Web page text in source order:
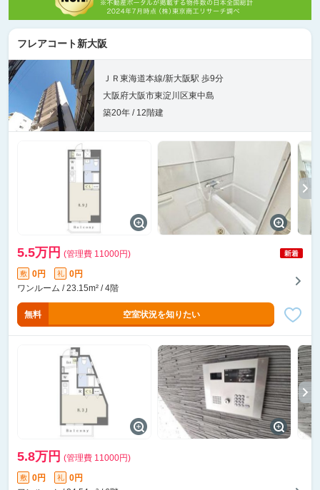
フレアコート新大阪
ＪＲ東海道本線/新大阪駅 歩9分
大阪府大阪市東淀川区東中島
築20年 / 12階建
5.5万円 (管理費 11000円)
敷 0円 礼
0円
ワンルーム / 23.15m² / 4階
無料 空室状況を知りたい
5.8万円 (管理費 11000円)
敷 0円 礼
0円